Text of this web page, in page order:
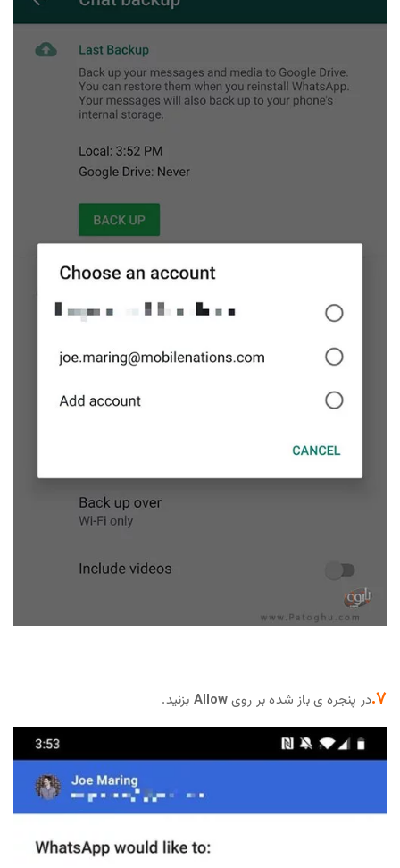
7. در پنجره ی باز شده بر رویAllow بزنید.